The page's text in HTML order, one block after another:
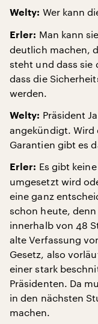
Welty: Wer kann
Erler: Man kann
deutlich machen,
steht und dass sie
dass die
werden.
Welty: Präsident
angekündigt. Wird
Garantien gibt es
Erler: Es gibt
umgesetzt wird
eine ganz
schon heute, denn
innerhalb von 48
alte Verfassung
Gesetz, also
einer stark
Präsidenten. Da
in den nächsten
machen.